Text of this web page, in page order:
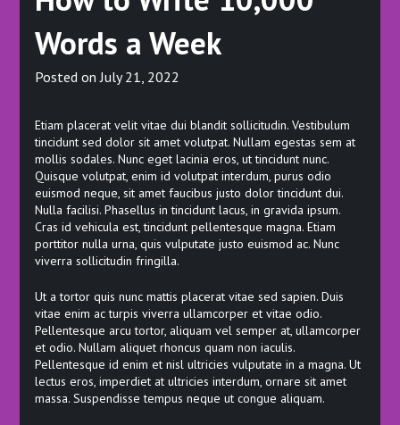
Words a Week
Posted onJuly 21, 2022
Etiam placerat velit vitae dui blandit sollicitudin. Vestibulum
tincidunt sed dolor sit amet volutpat. Nullam egestas sem at
mollis sodales. Nunc eget lacinia eros, ut tincidunt nunc.
Quisque volutpat, enim id volutpat interdum, purus odio
euismod neque, sit amet faucibus justo dolor tincidunt dui.
Nulla facilisi. Phasellus in tincidunt lacus, in gravida ipsum.
Cras id vehicula est, tincidunt pellentesque magna. Etiam
porttitor nulla urna, quis vulputate justo euismod ac. Nunc
viverra sollicitudin fringilla.
Ut a tortor quis nunc mattis placerat vitae sed sapien. Duis
vitae enim ac turpis viverra ullamcorper et vitae odio.
Pellentesque arcu tortor, aliquam vel semper at, ullamcorper
et odio. Nullam aliquet rhoncus quam non iaculis.
Pellentesque id enim et nisl ultricies vulputate in a magna. Ut
lectus eros, imperdiet at ultricies interdum, ornare sit amet
massa. Suspendisse tempus neque ut congue aliquam.